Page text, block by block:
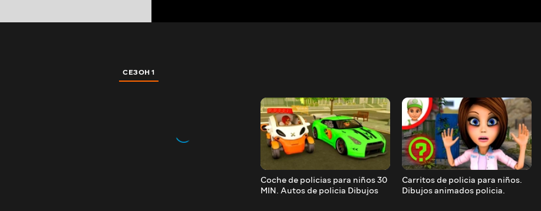
СЕЗОН 1
Coche de policias para niños 30
MIN. Autos de policia Dibujos
Carritos de policia para niños.
Dibujos animados policia.